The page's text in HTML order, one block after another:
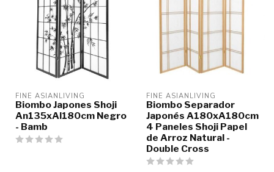
FINE ASIANLIVING
Biombo Japones Shoji
An135xAl180cm Negro
- Bamb
FINE ASIANLIVING
Biombo Separador
Japonés A180xA180cm
4 Paneles Shoji Papel
de Arroz Natural -
Double Cross